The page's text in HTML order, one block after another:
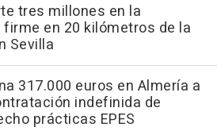
tres millones en la
en 20 kilómetros de la
Sevilla
317.000 euros en Almería a
indefinida de
prácticas EPES